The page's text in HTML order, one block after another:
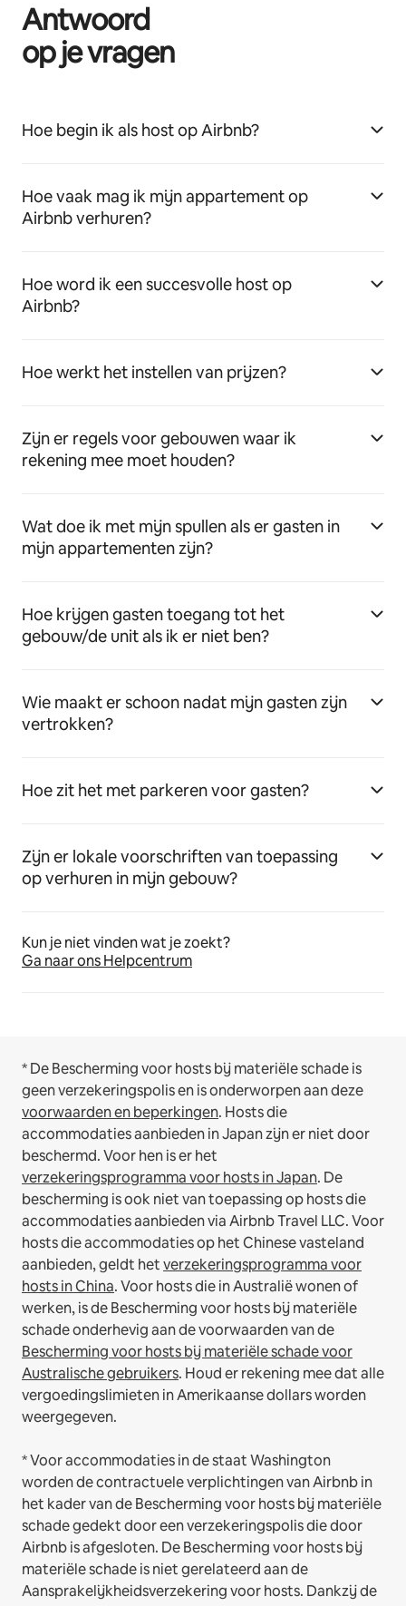
Antwoord
op je vragen
Hoe begin ik als host op Airbnb?
Hoe vaak mag ik mijn appartement op
Airbnb verhuren?
Hoe word ik een succesvolle host op
Airbnb?
Hoe werkt het instellen van prijzen?
Zijn er regels voor gebouwen waar ik
rekening mee moet houden?
Wat doe ik met mijn spullen als er gasten in
mijn appartementen zijn?
Hoe krijgen gasten toegang tot het
gebouw/de unit als ik er niet ben?
Wie maakt er schoon nadat mijn gasten zijn
vertrokken?
Hoe zit het met parkeren voor gasten?
Zijn er lokale voorschriften van toepassing
op verhuren in mijn gebouw?
Kun je niet vinden wat je zoekt?
Ga naar ons Helpcentrum
* De Bescherming voor hosts bij materiële schade is
geen verzekeringspolis en is onderworpen aan deze
voorwaarden en beperkingen. Hosts die
accommodaties aanbieden in Japan zijn er niet door
beschermd. Voor hen is er het
verzekeringsprogramma voor hosts in Japan. De
bescherming is ook niet van toepassing op hosts die
accommodaties aanbieden via Airbnb Travel LLC.Voor
hosts die accommodaties op het Chinese vasteland
aanbieden, geldt hetverzekeringsprogramma voor
hosts in China.Voor hosts die in Australië wonen of
werken, is de Bescherming voor hosts bij materiële
schade onderhevig aan de voorwaarden van de
Bescherming voor hosts bij materiële schade voor
Australische gebruikers. Houd er rekening mee dat alle
vergoedingslimieten in Amerikaanse dollars worden
weergegeven.
* Voor accommodaties in de staat Washington
worden de contractuele verplichtingen van Airbnb in
het kader van de Bescherming voor hosts bij materiële
schade gedekt door een verzekeringspolis die door
Airbnb is afgesloten. De Bescherming voor hosts bij
materiële schade is niet gerelateerd aan de
Aansprakelijkheidsverzekering voor hosts. Dankzij de